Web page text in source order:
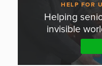
HELP FOR
Helping
invisible